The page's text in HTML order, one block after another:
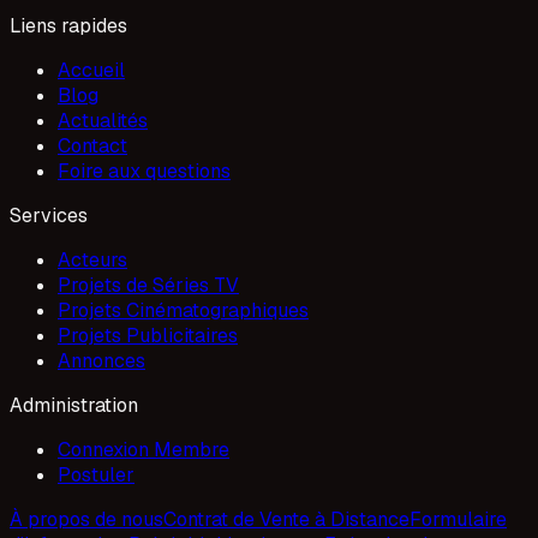
Liens rapides
Accueil
Blog
Actualités
Contact
Foire aux questions
Services
Acteurs
Projets de Séries TV
Projets Cinématographiques
Projets Publicitaires
Annonces
Administration
Connexion Membre
Postuler
À propos de nousContrat de Vente à DistanceFormulaire